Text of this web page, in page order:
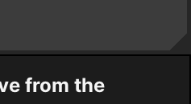
from the